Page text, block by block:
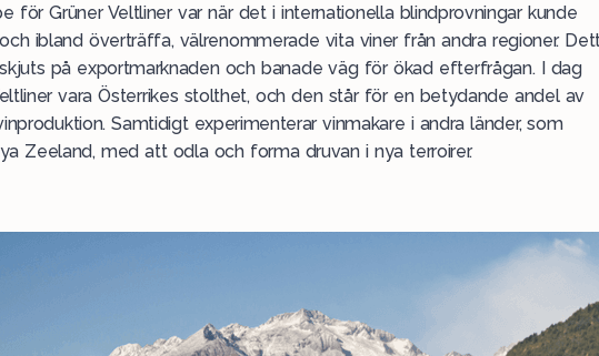
för Grüner Veltliner var när det i internationella blindprovningar kunde
ibland överträffa, välrenommerade vita viner från andra regioner.
på exportmarknaden och banade väg för ökad efterfrågan. I dag
vara Österrikes stolthet, och den står för en betydande andel av
Samtidigt experimenterar vinmakare i andra länder, som
Zeeland, med att odla och forma druvan i nya terroirer.